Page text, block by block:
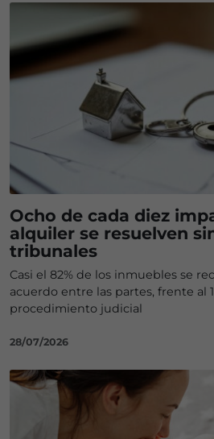
Ocho de cada diez
alquiler se resuelven
tribunales
Casi el 82% de los inmuebles se
acuerdo entre las partes, frente al
procedimiento judicial
28/07/2026